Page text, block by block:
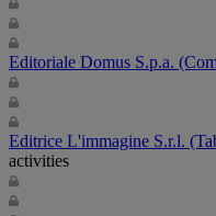
Editoriale Domus S.p.a.
Editrice L'immagine S.r.l.
activities